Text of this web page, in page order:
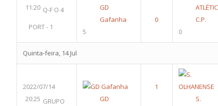
11:20 Q-F O 4
PORT - 1
GD
Gafanha
5
C.P.
0
Quinta-feira, 14 Jul
2022/07/14
20:25 GRUPO
GD
S.